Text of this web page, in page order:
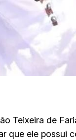
Teixeira de
que ele possui